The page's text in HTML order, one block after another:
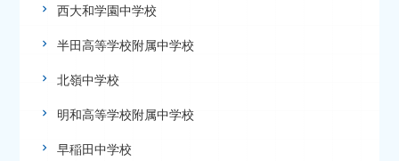
西大和学園中学校
半田高等学校附属中学校
北嶺中学校
明和高等学校附属中学校
早稲田中学校